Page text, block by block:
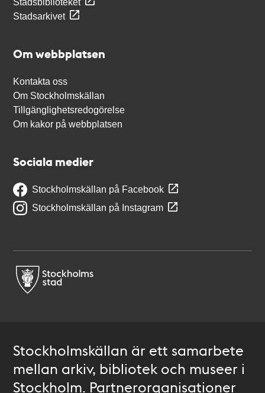
Stadsbiblioteket
Stadsarkivet
Om webbplatsen
Kontakta oss
Om Stockholmskällan
Tillgänglighetsredogörelse
Om kakor på webbplatsen
Sociala medier
Stockholmskällan på Facebook
Stockholmskällan på Instagram
Stockholmskällan är ett samarbete
mellan arkiv, bibliotek och museer i
Stockholm. Partnerorganisationer